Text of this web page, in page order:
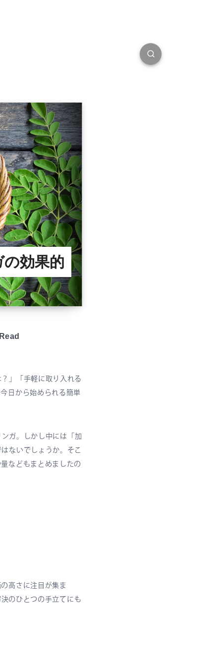
効果的
」「手軽に取り入れる
日から始められる簡単
ガ。しかし中には「加
ないでしょうか。そこ
などもまとめましたの
高さに注目が集ま
のひとつの手立てにも